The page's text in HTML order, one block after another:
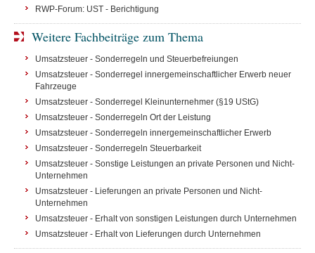
RWP-Forum: UST - Berichtigung
Weitere Fachbeiträge zum Thema
Umsatzsteuer - Sonderregeln und Steuerbefreiungen
Umsatzsteuer - Sonderregel innergemeinschaftlicher Erwerb neuer
Fahrzeuge
Umsatzsteuer - Sonderregel Kleinunternehmer (§19 UStG)
Umsatzsteuer - Sonderregeln Ort der Leistung
Umsatzsteuer - Sonderregeln innergemeinschaftlicher Erwerb
Umsatzsteuer - Sonderregeln Steuerbarkeit
Umsatzsteuer - Sonstige Leistungen an private Personen und Nicht-
Unternehmen
Umsatzsteuer - Lieferungen an private Personen und Nicht-
Unternehmen
Umsatzsteuer - Erhalt von sonstigen Leistungen durch Unternehmen
Umsatzsteuer - Erhalt von Lieferungen durch Unternehmen